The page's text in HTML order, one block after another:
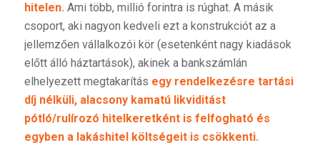
hitelen.Ami több, millió forintra is rúghat. A másik
csoport, aki nagyon kedveli ezt a konstrukciót az a
jellemzően vállalkozói kör (esetenként nagy kiadások
előtt álló háztartások), akinek a bankszámlán
elhelyezett megtakarítás egy rendelkezésre tartási
díj nélküli, alacsony kamatú likviditást
pótló/rulírozó hitelkeretként is felfogható és
egyben a lakáshitel költségeit is csökkenti.